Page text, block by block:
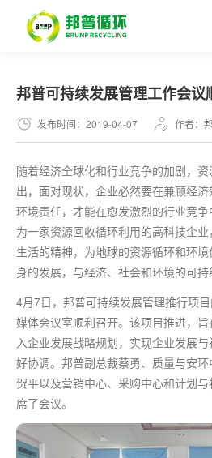
邦普可持续发展管理工作会议
发布时间：2019-04-07 作者：
随着经济全球化和行业竞争的加剧，
出，面对现状，企业必然要在兼顾经
环境责任，才能在愈发激烈的行业竞
为一家资源回收循环利用的高科技企
生活的精神，为地球的资源循环和环
身的发展，与经济、社会和环境的可持
4月7日，邦普可持续发展管理推行项
媒体会议室顺利召开。该项目推进，
入企业发展战略规划，实现企业发展
好协调。邦普副总裁蔡勇、质量与安
贺平以及营销中心、采购中心和计划
席了会议。